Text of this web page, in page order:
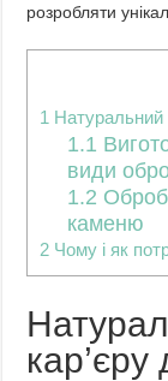
розробляти
1 Натуральний
1.1
види
1.2
каменю
2 Чому і як
кар’єру